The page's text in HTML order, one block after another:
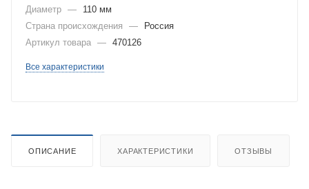
Диаметр —
110 мм
Страна происхождения
—
Россия
Артикул товара — 470126
Все характеристики
ОПИСАНИЕ ХАРАКТЕРИСТИКИ ОТЗЫВЫ